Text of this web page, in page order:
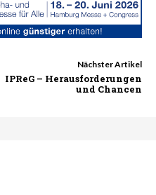
Nächster Artikel
IPReG – Herausforderungen
und Chancen